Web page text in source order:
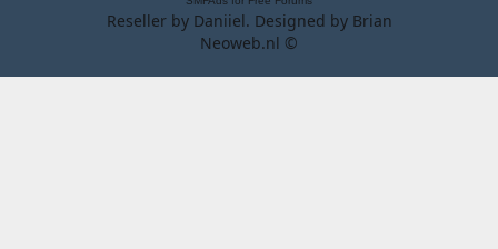
Reseller by Daniiel. Designed by Brian
Neoweb.nl ©